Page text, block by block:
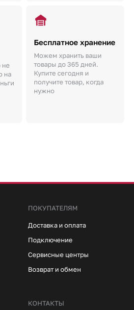
не
на
Бесплатное хранение
Можем хранить ваши
товары до 365 дней.
Купите сегодня и
получите товар, когда
нужно
ПОКУПАТЕЛЯМ
Доставка и оплата
Подключение
Сервисные центры
Возврат и обмен
КОНТАКТЫ